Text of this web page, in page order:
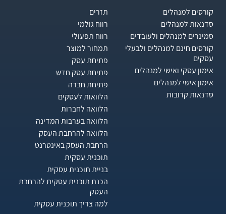
קורסים למנהלים
סדנאות למנהלים
סמינרים למנהלים ולעובדים
קורסים חינם למנהלים ולבעלי
עסקים
אימון עסקי ואישי למנהלים
אימון אישי למנהלים
סדנאות קרובות
תזרים
רווח גולמי
רווח תפעולי
תמחור למוצר
פתיחת עסק
פתיחת עסק חדש
פתיחת חברה
הלוואות לעסקים​
הלוואה לחברות
הלוואה בערבות המדינה
הלוואה להרחבת העסק
הרחבת העסק באינטרנט
תוכנית עסקית
בניית תוכנית עסקית
הכנת תוכנית עסקית להרחבת
העסק
למה צריך תוכנית עסקית